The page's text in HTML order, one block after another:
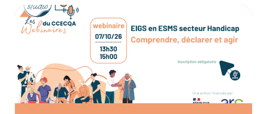
19/11/2026